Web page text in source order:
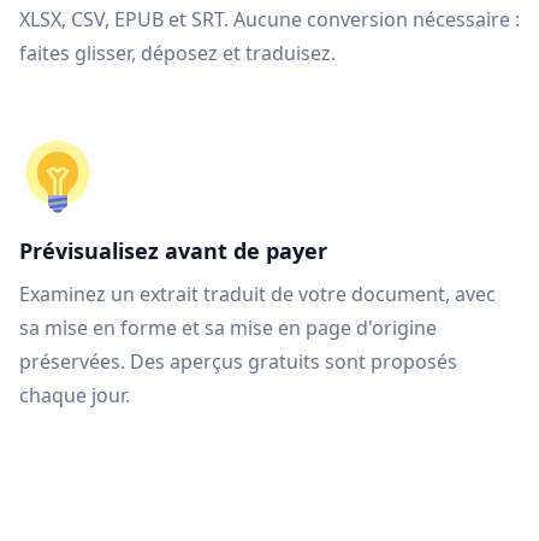
XLSX, CSV, EPUB et SRT. Aucune conversion nécessaire :
faites glisser, déposez et traduisez.
Prévisualisez avant de payer
Examinez un extrait traduit de votre document, avec
sa mise en forme et sa mise en page d'origine
préservées. Des aperçus gratuits sont proposés
chaque jour.